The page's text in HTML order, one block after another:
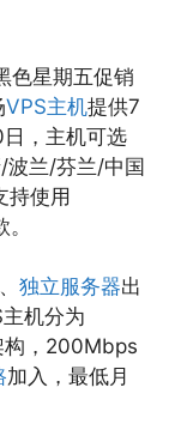
色星期五促销
VPS主机提供7
，主机可选
波兰/芬兰/中国
持使用
独立服务器出
机分为
构，200Mbps
加入，最低月